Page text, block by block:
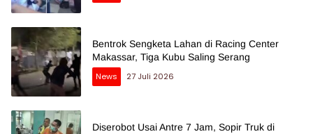
Bentrok Sengketa Lahan di Racing Center
Makassar, Tiga Kubu Saling Serang
News
27 Juli 2026
Diserobot Usai Antre 7 Jam, Sopir Truk di